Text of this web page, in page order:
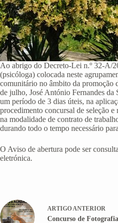
Ao abrigo do Decreto-Lei n.º 32-A/
(psicóloga) colocada neste
comunitário no âmbito da promoção
de julho, José António Fernandes
um período de 3 dias úteis, na
procedimento concursal de seleção
na modalidade de contrato de
durando todo o tempo necessário
O Aviso de abertura pode ser
eletrónica.
ARTIGOANTERIOR
Concurso de